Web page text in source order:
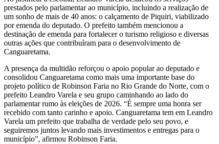
prestados pelo parlamentar ao município, incluindo a realização de
um sonho de mais de 40 anos: o calçamento de Piquiri, viabilizado
por emenda do deputado. O prefeito também mencionou a
destinação de emenda para fortalecer o turismo religioso e diversas
outras ações que contribuíram para o desenvolvimento de
Canguaretama.
A presença da multidão reforçou o apoio popular ao deputado e
consolidou Canguaretama como mais uma importante base do
projeto político de Robinson Faria no Rio Grande do Norte, com o
prefeito Leandro Varela e seu grupo caminhando ao lado do
parlamentar rumo às eleições de 2026. “É sempre uma honra ser
recebido com tanto carinho e apoio. Canguaretama tem em Leandro
Varela um prefeito que trabalha de verdade pelo seu povo, e
seguiremos juntos levando mais investimentos e entregas para o
município”, afirmou Robinson Faria.